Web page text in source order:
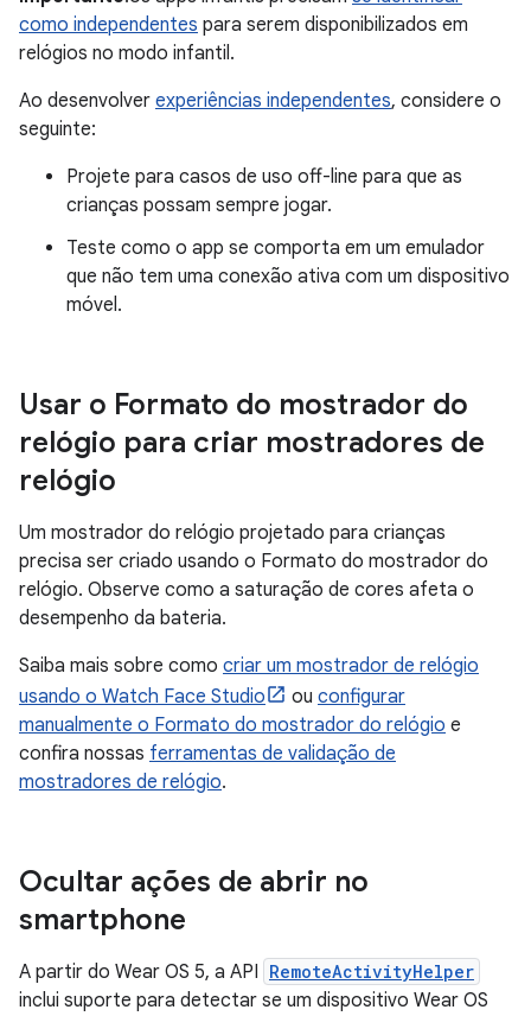
como independentes para serem disponibilizados em
relógios no modo infantil.
Ao desenvolver experiências independentes, considere o
seguinte:
Projete para casos de uso off-line para que as
crianças possam sempre jogar.
Teste como o app se comporta em um emulador
que não tem uma conexão ativa com um dispositivo
móvel.
Usar o Formato do mostrador do
relógio para criar mostradores de
relógio
Um mostrador do relógio projetado para crianças
precisa ser criado usando o Formato do mostrador do
relógio. Observe como a saturação de cores afeta o
desempenho da bateria.
Saiba mais sobre como criar um mostrador de relógio
usando o Watch Face Studio
ou configurar
manualmente o Formato do mostrador do relógio e
confira nossas ferramentas de validação de
mostradores de relógio.
Ocultar ações de abrir no
smartphone
A partir do Wear OS 5, a API RemoteActivityHelper
inclui suporte para detectar se um dispositivo Wear OS